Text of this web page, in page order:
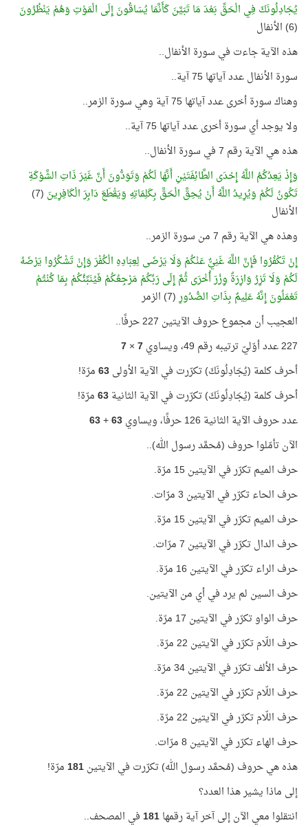
يُجَادِلُونَكَ فِي الْحَقِّ بَعْدَ مَا تَبَيَّنَ كَأَنَّمَا يُسَاقُونَ إِلَى الْمَوْتِ وَهُمْ يَنْظُرُونَ
(6) الأنفال
هذه الآية جاءت في سورة الأنفال..
سورة الأنفال عدد آياتها 75 آية..
وهناك سورة أخرى عدد آياتها 75 آية وهي سورة الزمر..
ولا يوجد أي سورة أخرى عدد آياتها 75 آية..
هذه هي الآية رقم 7 في سورة الأنفال..
وَإِذْ يَعِدُكُمُ اللَّهُ إِحْدَى الطَّائِفَتَيْنِ أَنَّهَا لَكُمْ وَتَوَدُّونَ أَنَّ غَيْرَ ذَاتِ الشَّوْكَةِ
تَكُونُ لَكُمْ وَيُرِيدُ اللَّهُ أَنْ يُحِقَّ الْحَقَّ بِكَلِمَاتِهِ وَيَقْطَعَ دَابِرَ الْكَافِرِينَ
(7)
الأنفال
وهذه هي الآية رقم 7 من سورة الزمر..
إِنْ تَكْفُرُوا فَإِنَّ اللَّهَ غَنِيٌّ عَنْكُمْ وَلَا يَرْضَى لِعِبَادِهِ الْكُفْرَ وَإِنْ تَشْكُرُوا يَرْضَهُ
لَكُمْ وَلَا تَزِرُ وَازِرَةٌ وِزْرَ أُخْرَى ثُمَّ إِلَى رَبِّكُمْ مَرْجِعُكُمْ فَيُنَبِّئُكُمْ بِمَا كُنْتُمْ
تَعْمَلُونَ إِنَّهُ عَلِيمٌ بِذَاتِ الصُّدُورِ(7) الزمر
العجيب أن مجموع حروف الآيتين 227 حرفًا..
227 عدد أوّليّ ترتيبه رقم 49، ويساوي
7
×
7
أحرف كلمة (يُجَادِلُونَكَ) تكرّرت في الآية الأولى63مرّة!
أحرف كلمة (يُجَادِلُونَكَ) تكرّرت في الآية الثانية63مرّة!
عدد حروف الآية الثانية 126 حرفًا، ويساوي
63
+
63
الآن تأمّلوا حروف (مُحمَّد رسول الله)..
حرف الميم تكرّر في الآيتين 15 مرّة.
حرف الحاء تكرّر في الآيتين 3 مرّات.
حرف الميم تكرّر في الآيتين 15 مرّة.
حرف الدال تكرّر في الآيتين 7 مرّات.
حرف الراء تكرّر في الآيتين 16 مرّة.
حرف السين لم يرد في أي من الآيتين.
حرف الواو تكرّر في الآيتين 17 مرّة.
حرف اللّام تكرّر في الآيتين 22 مرّة.
حرف الألف تكرّر في الآيتين 34 مرّة.
حرف اللّام تكرّر في الآيتين 22 مرّة.
حرف اللّام تكرّر في الآيتين 22 مرّة.
حرف الهاء تكرّر في الآيتين 8 مرّات.
هذه هي حروف (مُحمَّد رسول الله) تكرّرت في الآيتين181مرّة!
إلى ماذا يشير هذا العدد؟
انتقلوا معي الآن إلى آخر آية رقمها181في المصحف..